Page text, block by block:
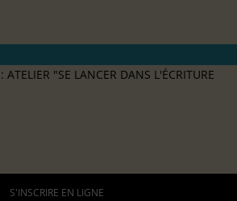
ATELIER "SE LANCER DANS L'ÉCRITURE
S'INSCRIRE EN LIGNE